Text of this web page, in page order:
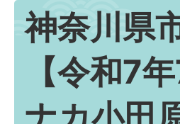
神奈川県
【令和7